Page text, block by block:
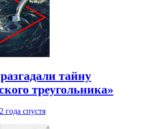
тайну
треугольника»
2 года спустя